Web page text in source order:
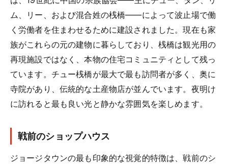
ム、リー、および混合姓の桟橋——によって波止場で働
く労働者を住まわせるために建設されました。現在も家
族がこれらの元の建物に暮らしており、桟橋は観光用の
再現施設ではなく、本物の住宅コミュニティとして残っ
ています。チュー桟橋が最大で最も訪問者が多く、奥に
寺院があり、伝統的な土産物店が並んでいます。夜明け
に訪れると最も良い光と静かな雰囲気を楽しめます。
戦前のショップハウス
ジョージタウンの最も印象的な視覚的特徴は、戦前のシ